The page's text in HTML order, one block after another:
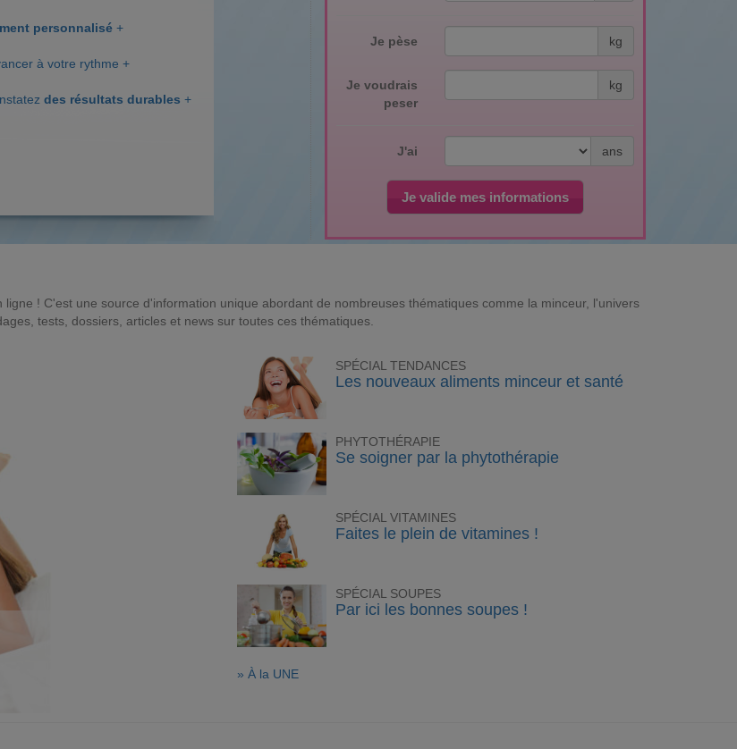
Je pèse kg
Je voudrais
peser
kg
J'ai ans
Je valide mes informations
personnalisé +
à votre rythme +
des résultats durables +
! C'est une source d'information unique abordant de nombreuses thématiques comme la minceur, l'univers
tests, dossiers, articles et news sur toutes ces thématiques.
SPÉCIAL TENDANCES
Les nouveaux aliments minceur et santé
PHYTOTHÉRAPIE
Se soigner par la phytothérapie
SPÉCIAL VITAMINES
Faites le plein de vitamines !
SPÉCIAL SOUPES
Par ici les bonnes soupes !
» À la UNE